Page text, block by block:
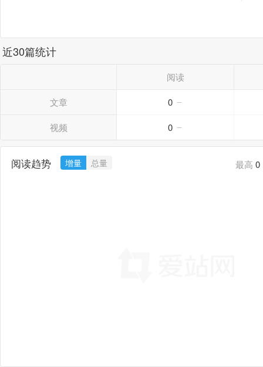
近30篇统计
阅读
文章 0
视频 0
阅读趋势 增量 总量 最高 0